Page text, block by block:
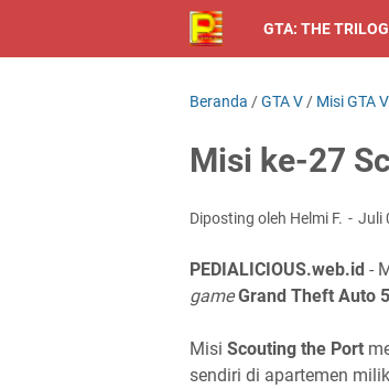
GTA: THE
Beranda /GTA V / Misi GTA V
Misi ke-27
Diposting oleh Helmi F. Juli
PEDIALICIOUS.web.id -
game Grand Theft Auto 5
Misi Scouting the Port
sendiri di apartemen milik